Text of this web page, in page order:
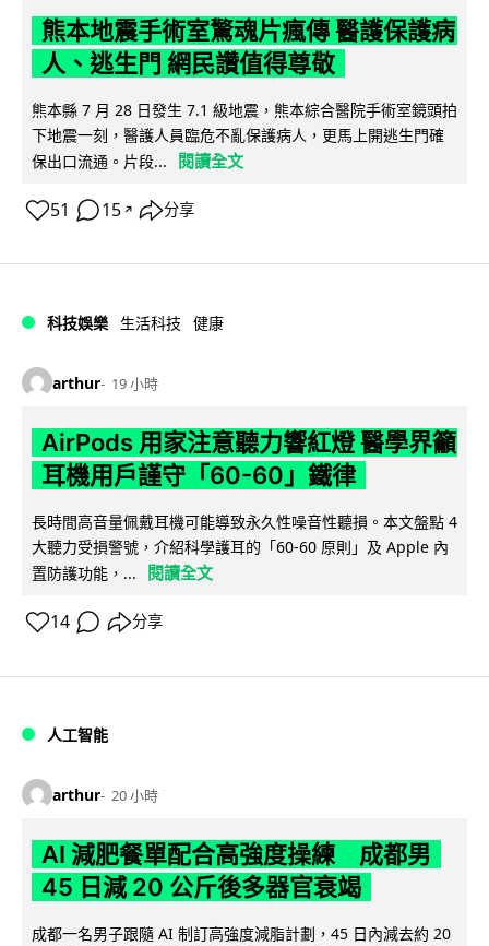
熊本地震手術室驚魂片瘋傳 醫護保護病
人、逃生門 網民讚值得尊敬
熊本縣 7 月 28 日發生 7.1 級地震，熊本綜合醫院手術室鏡頭拍
下地震一刻，醫護人員臨危不亂保護病人，更馬上開逃生門確
保出口流通。片段...
閱讀全文
51 15 ↗ 分享
科技娛樂 生活科技 健康
arthur 19 小時
AirPods 用家注意聽力響紅燈 醫學界籲
耳機用戶謹守「60-60」鐵律
長時間高音量佩戴耳機可能導致永久性噪音性聽損。本文盤點 4
大聽力受損警號，介紹科學護耳的「60-60 原則」及 Apple 內
置防護功能，...
閱讀全文
14 分享
人工智能
arthur 20 小時
AI 減肥餐單配合高強度操練 成都男
45 日減 20 公斤後多器官衰竭
成都一名男子跟隨 AI 制訂高強度減脂計劃，45 日內減去約 20